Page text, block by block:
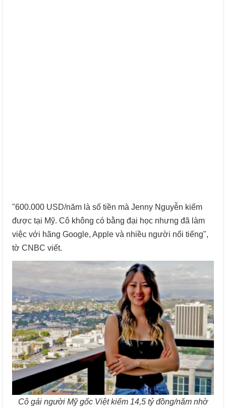
"600.000 USD/năm là số tiền mà Jenny Nguyễn kiếm
được tại Mỹ. Cô không có bằng đại học nhưng đã làm
việc với hãng Google, Apple và nhiều người nổi tiếng",
tờ CNBC viết.
Cô gái người Mỹ gốc Việt kiếm 14,5 tỷ đồng/năm nhờ